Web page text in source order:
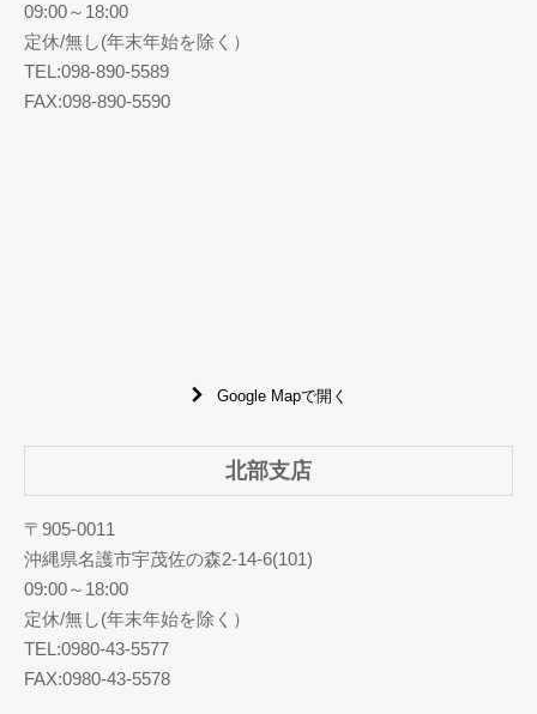
09:00～18:00
定休/無し(年末年始を除く）
TEL:098-890-5589
FAX:098-890-5590
Google Mapで開く
北部支店
〒905-0011
沖縄県名護市宇茂佐の森2-14-6(101)
09:00～18:00
定休/無し(年末年始を除く）
TEL:0980-43-5577
FAX:0980-43-5578